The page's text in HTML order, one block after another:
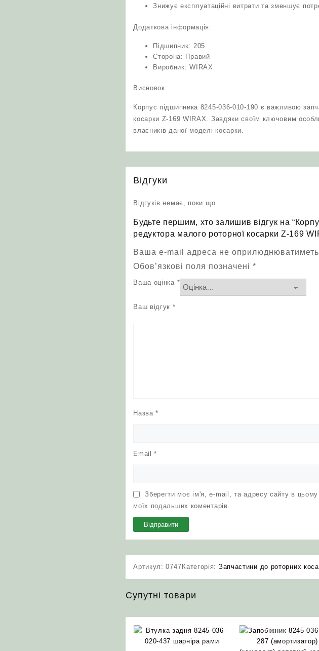
Знижує експлуатаційні витрати та зменшує
Додаткова інформація:
Підшипник: 205
Сторона: Правий
Виробник: WIRAX
Висновок:
Корпус підшипника 8245-036-010-190 є важливою
косарки Z-169 WIRAX. Завдяки своїм ключовим
власників даної моделі косарки.
Відгуки
Відгуків немає, поки що.
Будьте першим, хто залишив відгук на
редуктора малого роторної косарки Z-169
Ваша e-mail адреса не
Обов’язкові поля позначені*
Ваша оцінка *
Ваш відгук *
Назва*
Email*
Зберегти моє ім'я, e-mail, та адресу сайту в цьому
моїх подальших коментарів.
Артикул:0747 Категорія: Запчастини до роторних
Супутні товари